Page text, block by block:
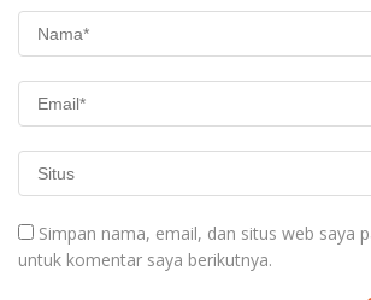
Simpan nama, email, dan situs web saya
untuk komentar saya berikutnya.